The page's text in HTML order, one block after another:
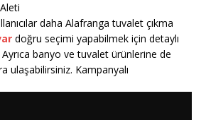
daha Alafranga tuvalet çıkma
doğru seçimi yapabilmek için detaylı
banyo ve tuvalet ürünlerine de
ulaşabilirsiniz. Kampanyalı